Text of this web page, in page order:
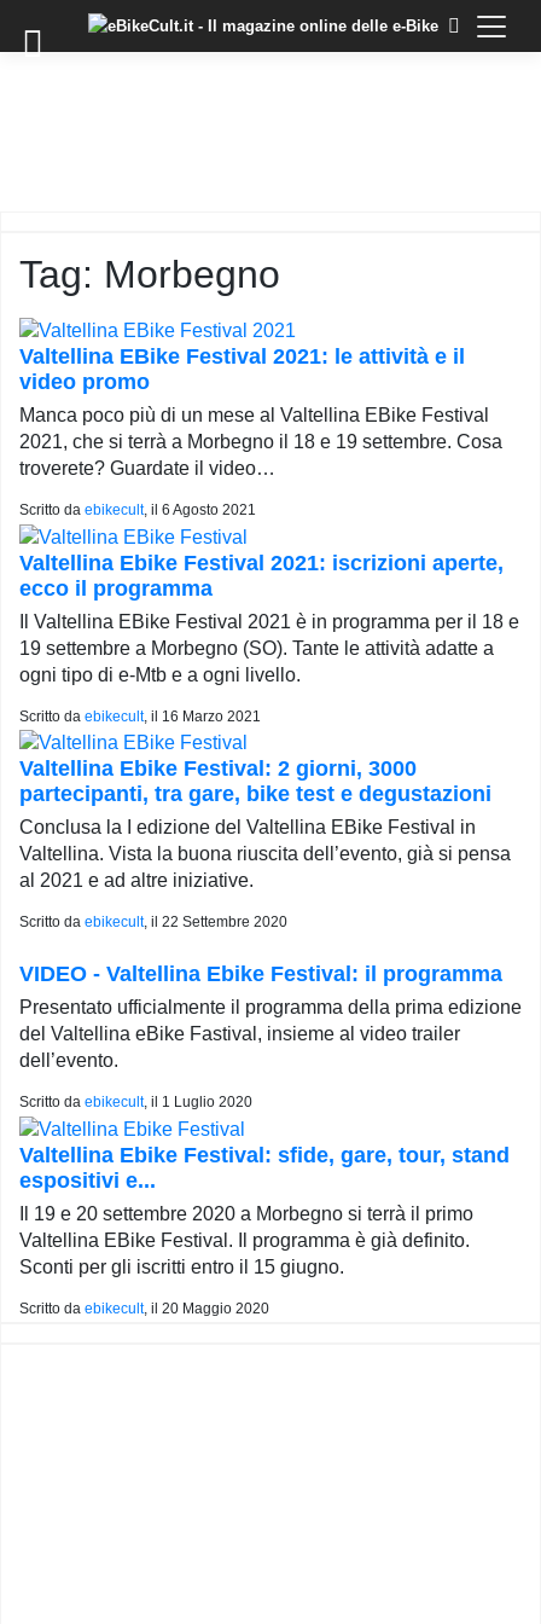
×
TUTORIAL
STAFF
DI
EBIKECULT
CONTATTI
PRIVACY
POLICY
Tag: Morbegno
Valtellina EBike Festival 2021: le attività e il
video promo
Manca poco più di un mese al Valtellina EBike Festival
2021, che si terrà a Morbegno il 18 e 19 settembre. Cosa
troverete? Guardate il video…
Scritto da ebikecult, il 6 Agosto 2021
Valtellina Ebike Festival 2021: iscrizioni aperte,
ecco il programma
Il Valtellina EBike Festival 2021 è in programma per il 18 e
19 settembre a Morbegno (SO). Tante le attività adatte a
ogni tipo di e-Mtb e a ogni livello.
Scritto da ebikecult, il 16 Marzo 2021
Valtellina Ebike Festival: 2 giorni, 3000
partecipanti, tra gare, bike test e degustazioni
Conclusa la I edizione del Valtellina EBike Festival in
Valtellina. Vista la buona riuscita dell’evento, già si pensa
al 2021 e ad altre iniziative.
Scritto da ebikecult, il 22 Settembre 2020
VIDEO - Valtellina Ebike Festival: il programma
Presentato ufficialmente il programma della prima edizione
del Valtellina eBike Fastival, insieme al video trailer
dell’evento.
Scritto da ebikecult, il 1 Luglio 2020
Valtellina Ebike Festival: sfide, gare, tour, stand
espositivi e...
Il 19 e 20 settembre 2020 a Morbegno si terrà il primo
Valtellina EBike Festival. Il programma è già definito.
Sconti per gli iscritti entro il 15 giugno.
Scritto da ebikecult, il 20 Maggio 2020